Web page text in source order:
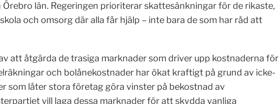
Örebro län. Regeringen prioriterar skattesänkningar för de rikaste,
och omsorg där alla får hjälp – inte bara de som har råd att
att åtgärda de trasiga marknader som driver upp kostnaderna för
och bolånekostnader har ökat kraftigt på grund av icke-
som låter stora företag göra vinster på bekostnad av
vill laga dessa marknader för att skydda vanliga